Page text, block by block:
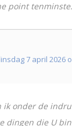
point tenminste.
7 april 2026
ik onder de
dingen die U